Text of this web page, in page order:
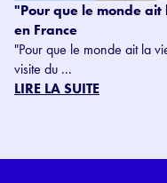
"Pour que le monde
en France
"Pour que le monde ait la
visite du ...
LIRE LA SUITE